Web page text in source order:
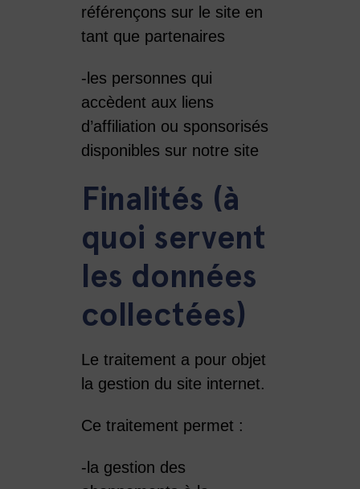
référençons sur le site en
tant que partenaires
-les personnes qui
accèdent aux liens
d’affiliation ou sponsorisés
disponibles sur notre site
Finalités (à
quoi servent
les données
collectées)
Le traitement a pour objet
la gestion du site internet.
Ce traitement permet :
-la gestion des